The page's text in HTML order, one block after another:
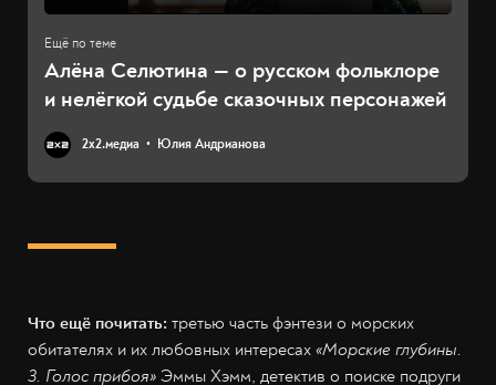
Алёна Селютина — о русском фольклоре
и нелёгкой судьбе сказочных персонажей
2х2.медиа Юлия Андрианова
Что ещё почитать: третью часть фэнтези о морских
обитателях и их любовных интересах «Морские глубины.
3. Голос прибоя» Эммы Хэмм, детектив о поиске подруги